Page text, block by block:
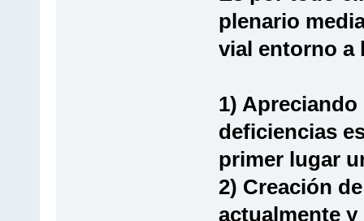
plenario
vial entorno a
1)
deficiencias
primer lugar
2) Creación
actualmente